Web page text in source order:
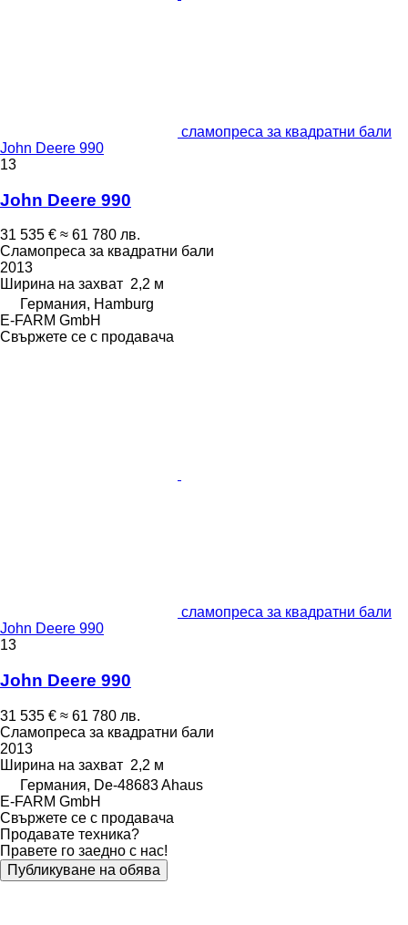
сламопреса за квадратни бали
John Deere 990
13
John Deere 990
31 535 € ≈ 61 780 лв.
Сламопреса за квадратни бали
2013
Ширина на захват 2,2 м
Германия, Hamburg
E-FARM GmbH
Свържете се с продавача
сламопреса за квадратни бали
John Deere 990
13
John Deere 990
31 535 € ≈ 61 780 лв.
Сламопреса за квадратни бали
2013
Ширина на захват 2,2 м
Германия, De-48683 Ahaus
E-FARM GmbH
Свържете се с продавача
Продавате техника?
Правете го заедно с нас!
Публикуване на обява